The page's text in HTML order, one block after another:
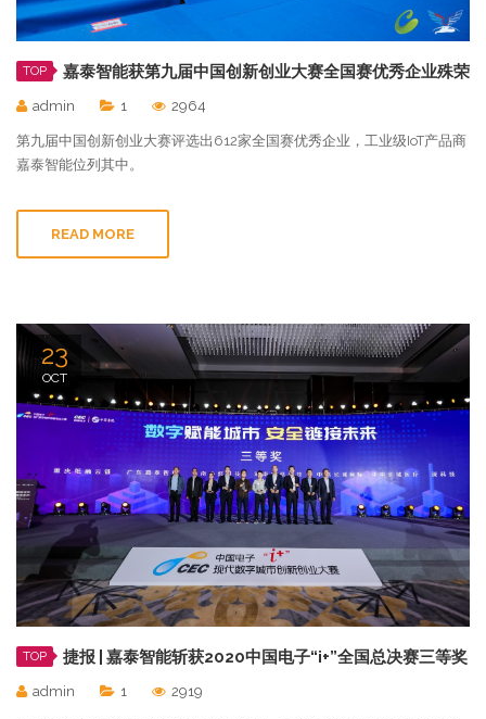
TOP 嘉泰智能获第九届中国创新创业大赛全国赛优秀企业殊荣
admin 1 2964
第九届中国创新创业大赛评选出612家全国赛优秀企业，工业级IoT产品商
嘉泰智能位列其中。
READ MORE
23
OCT
TOP 捷报 | 嘉泰智能斩获2020中国电子“i+”全国总决赛三等奖
admin 1 2919